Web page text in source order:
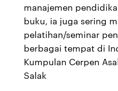
manajemen
buku, ia juga sering
pelatihan/seminar
berbagai tempat di
Kumpulan Cerpen
Salak